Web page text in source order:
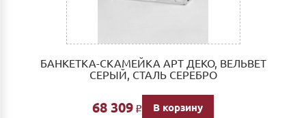
БАНКЕТКА-СКАМЕЙКА АРТ ДЕКО, ВЕЛЬВЕТ
СЕРЫЙ, СТАЛЬ СЕРЕБРО
68 309 Р В корзину